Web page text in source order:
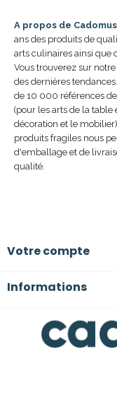
A propos de
ans des produits de
arts culinaires ainsi que
Vous trouverez sur
des dernières
de 10 000 références
(pour les arts de la table
décoration et le
produits fragiles nous
d'emballage et de
qualité.
Votre compte
Informations